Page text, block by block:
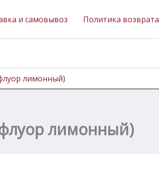
и самовывоз Политика возврата
лимонный)
лимонный)